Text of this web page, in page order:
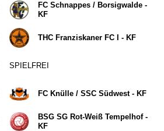
FC Schnappes /​ Borsigwalde -
KF
THC Franziskaner FC I - KF
SPIELFREI
FC Knülle /​ SSC Südwest - KF
BSG SG Rot-Weiß Tempelhof -
KF